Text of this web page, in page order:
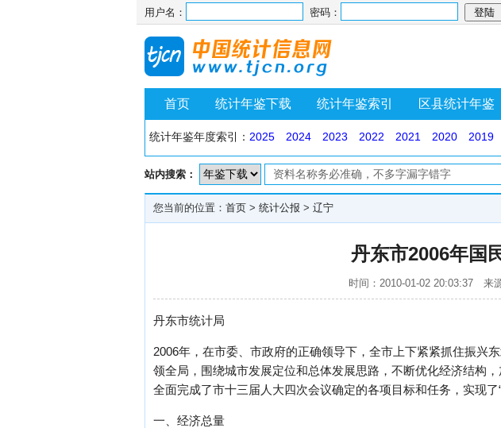
用户名： 密码：
首页 统计年鉴下载 统计年鉴索引 区县统计年鉴
统计年鉴年度索引： 2025 2024 2023 2022 2021 2020 2019
站内搜索：
您当前的位置： 首页 > 统计公报 > 辽宁
丹东市2006年国
时间：2010-01-02 20:03:37
丹东市统计局
2006年，在市委、市政府的正确领导下，全市上下紧紧抓住振兴
领全局，围绕城市发展定位和总体发展思路，不断优化经济结构
全面完成了市十三届人大四次会议确定的各项目标和任务，实现了
一、经济总量